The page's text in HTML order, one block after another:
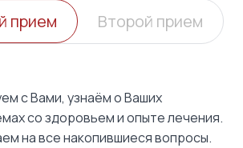
прием Второй прием
с Вами, узнаём о Ваших
со здоровьем и опыте лечения.
на все накопившиеся вопросы.